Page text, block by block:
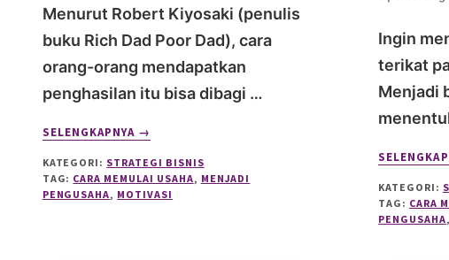
Menurut Robert Kiyosaki (penulis
buku Rich Dad Poor Dad), cara
orang-orang mendapatkan
penghasilan itu bisa dibagi …
SELENGKAPNYA
TIPS
MENJALANKAN
BISNIS
SECARA
→
KATEGORI: STRATEGI BISNIS
TAG: CARA MEMULAI USAHA, MENJADI
PENGUSAHA, MOTIVASI
Ingin
terikat
Menjadi
KATEGORI:
TAG: CARA
PENGUSAHA,